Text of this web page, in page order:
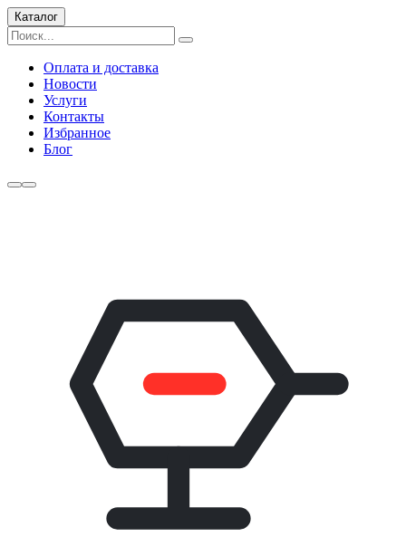
Каталог
Оплата и доставка
Новости
Услуги
Контакты
Избранное
Блог